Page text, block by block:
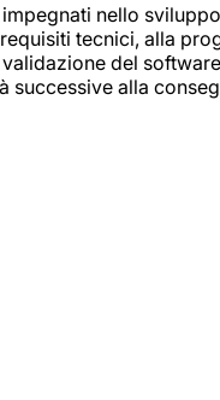
nello
tecnici, alla
del
alla